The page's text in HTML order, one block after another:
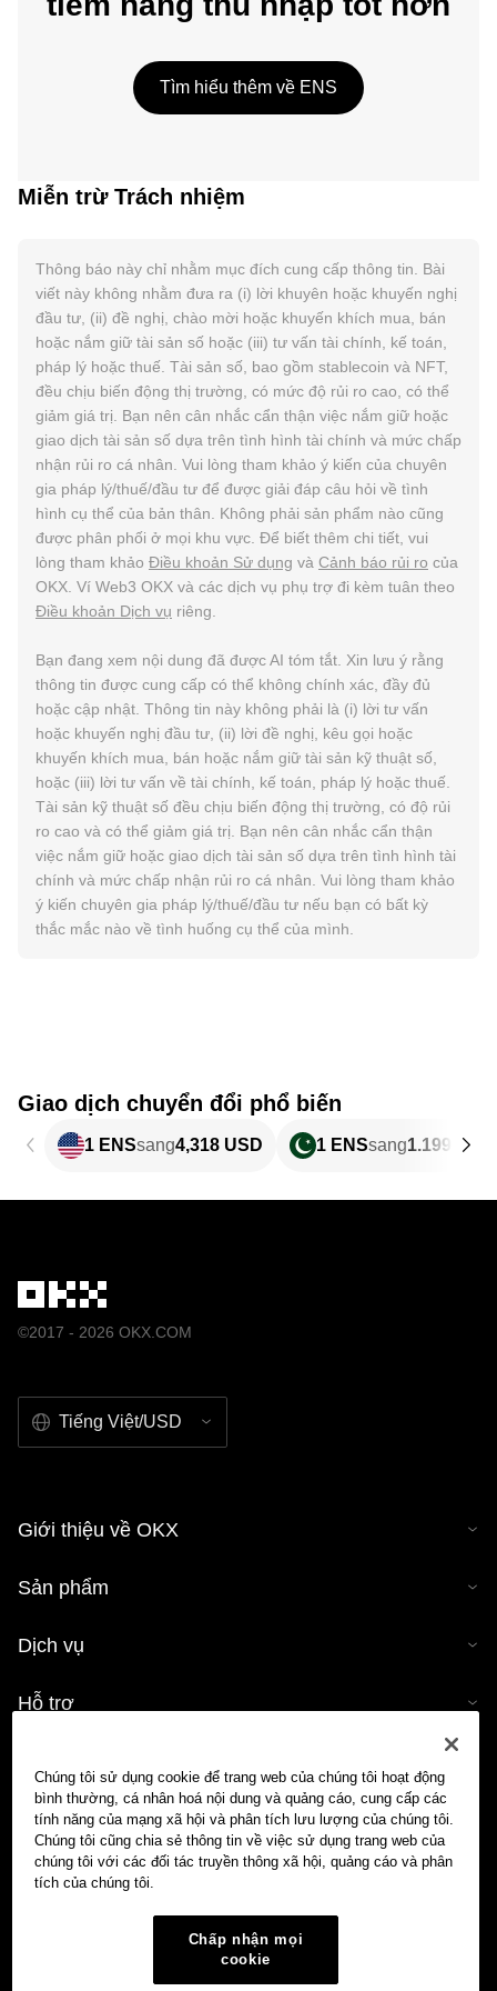
Tìm hiểu thêm về ENS
Miễn trừ Trách nhiệm
Thông báo này chỉ nhằm mục đích cung cấp thông tin. Bài
viết này không nhằm đưa ra (i) lời khuyên hoặc khuyến nghị
đầu tư, (ii) đề nghị, chào mời hoặc khuyến khích mua, bán
hoặc nắm giữ tài sản số hoặc (iii) tư vấn tài chính, kế toán,
pháp lý hoặc thuế. Tài sản số, bao gồm stablecoin và NFT,
đều chịu biến động thị trường, có mức độ rủi ro cao, có thể
giảm giá trị. Bạn nên cân nhắc cẩn thận việc nắm giữ hoặc
giao dịch tài sản số dựa trên tình hình tài chính và mức chấp
nhận rủi ro cá nhân. Vui lòng tham khảo ý kiến của chuyên
gia pháp lý/thuế/đầu tư để được giải đáp câu hỏi về tình
hình cụ thể của bản thân. Không phải sản phẩm nào cũng
được phân phối ở mọi khu vực. Để biết thêm chi tiết, vui
lòng tham khảo Điều khoản Sử dụng và Cảnh báo rủi ro của
OKX. Ví Web3 OKX và các dịch vụ phụ trợ đi kèm tuân theo
Điều khoản Dịch vụ riêng.
Bạn đang xem nội dung đã được AI tóm tắt. Xin lưu ý rằng
thông tin được cung cấp có thể không chính xác, đầy đủ
hoặc cập nhật. Thông tin này không phải là (i) lời tư vấn
hoặc khuyến nghị đầu tư, (ii) lời đề nghị, kêu gọi hoặc
khuyến khích mua, bán hoặc nắm giữ tài sản kỹ thuật số,
hoặc (iii) lời tư vấn về tài chính, kế toán, pháp lý hoặc thuế.
Tài sản kỹ thuật số đều chịu biến động thị trường, có độ rủi
ro cao và có thể giảm giá trị. Bạn nên cân nhắc cẩn thận
việc nắm giữ hoặc giao dịch tài sản số dựa trên tình hình tài
chính và mức chấp nhận rủi ro cá nhân. Vui lòng tham khảo
ý kiến chuyên gia pháp lý/thuế/đầu tư nếu bạn có bất kỳ
thắc mắc nào về tình huống cụ thể của mình.
Giao dịch chuyển đổi phổ biến
1 ENSsang4,318 USD 1 ENSsang1.199,84
©2017 - 2026 OKX.COM
Tiếng Việt/USD
Giới thiệu về OKX
Sản phẩm
Dịch vụ
Hỗ trợ
Công cụ tính tiền mã hóa
Giao dịch
Chúng tôi sử dụng cookie để trang web của chúng tôi hoạt động
bình thường, cá nhân hoá nội dung và quảng cáo, cung cấp các
tính năng của mạng xã hội và phân tích lưu lượng của chúng tôi.
Chúng tôi cũng chia sẻ thông tin về việc sử dụng trang web của
chúng tôi với các đối tác truyền thông xã hội, quảng cáo và phân
tích của chúng tôi.
Chấp nhận mọi
cookie